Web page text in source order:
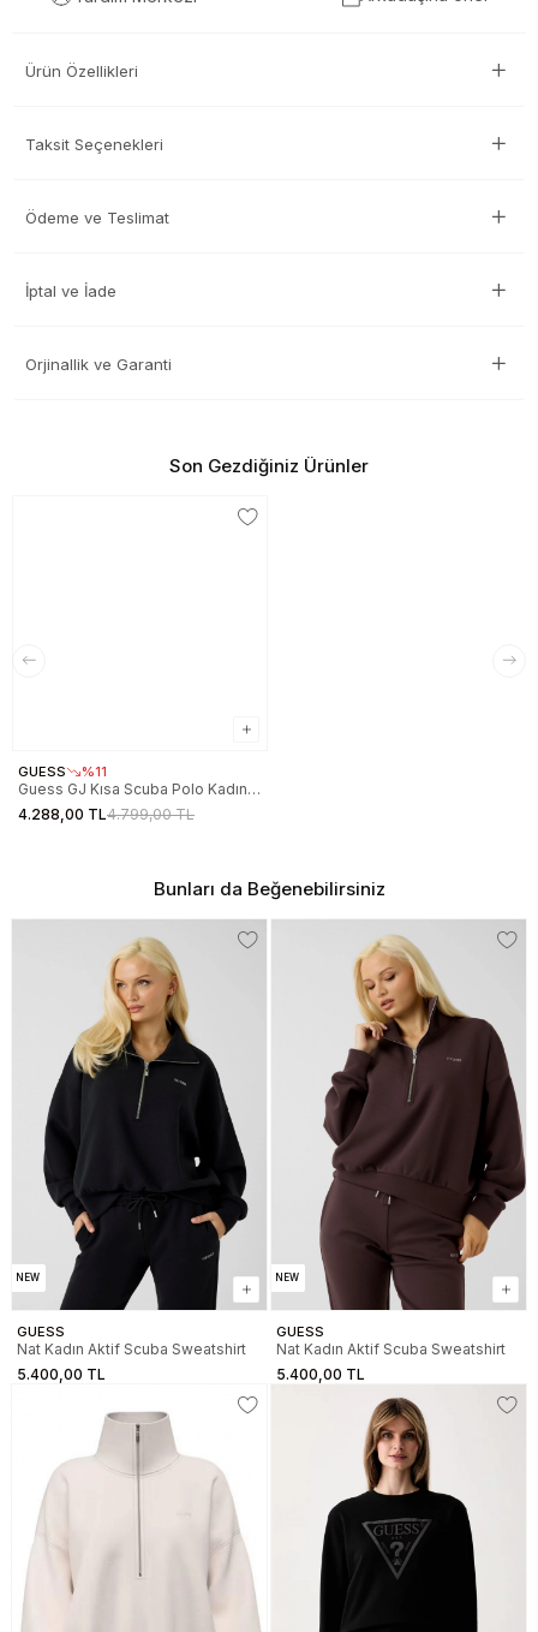
Ürün Özellikleri
Taksit Seçenekleri
Ödeme ve Teslimat
İptal ve İade
Orjinallik ve Garanti
Son Gezdiğiniz Ürünler
GUESS %11
Guess GJ Kısa Scuba Polo Kadın
Mavi Sweatshirt W6RQ05KD122-
G7O3
4.288,00 TL4.799,00 TL
Bunları da Beğenebilirsiniz
NEW
GUESS
Nat Kadın Aktif Scuba Sweatshirt
5.400,00 TL
NEW
GUESS
Nat Kadın Aktif Scuba Sweatshirt
5.400,00 TL